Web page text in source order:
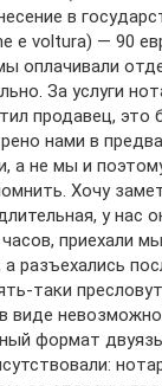
в
e voltura) — 90
оплачивали
За услуги
продавец, это
нами в
а не мы и
Хочу
у нас
приехали
разъехались
таки
виде
формат